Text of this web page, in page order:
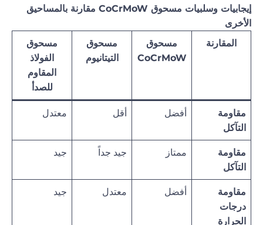
إيجابيات وسلبيات مسحوق CoCrMoW مقارنة بالمساحيق
الأخرى
المقارنة
مسحوق
CoCrMoW
مسحوق
التيتانيوم
مسحوق
الفولاذ
المقاوم
للصدأ
مقاومة
التآكل
أفضل أقل معتدل
مقاومة
التآكل
ممتاز جيد جداً جيد
مقاومة
درجات
الحرارة
أفضل معتدل جيد